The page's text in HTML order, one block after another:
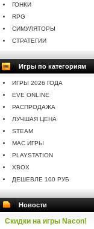
ГОНКИ
RPG
СИМУЛЯТОРЫ
СТРАТЕГИИ
Игры по категориям
ИГРЫ 2026 ГОДА
EVE ONLINE
РАСПРОДАЖА
ЛУЧШАЯ ЦЕНА
STEAM
MAC ИГРЫ
PLAYSTATION
XBOX
ДЕШЕВЛЕ 100 РУБ
Новости
Скидки на игры Nacon!